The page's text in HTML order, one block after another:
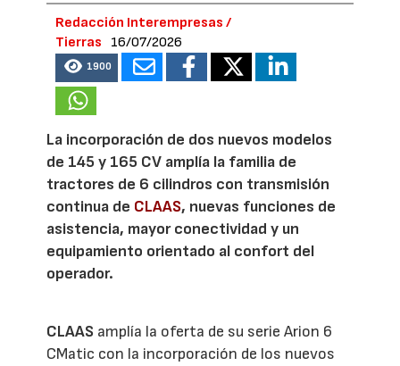
Redacción Interempresas /
Tierras
16/07/2026
1900
La incorporación de dos nuevos modelos
de 145 y 165 CV amplía la familia de
tractores de 6 cilindros con transmisión
continua de CLAAS, nuevas funciones de
asistencia, mayor conectividad y un
equipamiento orientado al confort del
operador.
CLAAS amplía la oferta de su serie Arion 6
CMatic con la incorporación de los nuevos